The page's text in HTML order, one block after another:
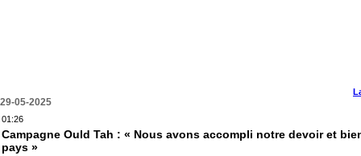
29-05-2025
01:26
Campagne Ould Tah : « Nous avons accompli notre devoir et
pays »